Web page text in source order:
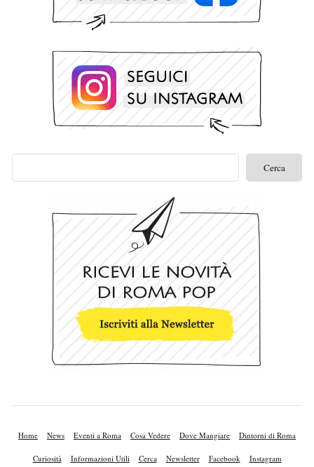
Home News Eventi a Roma Cosa Vedere Dove Mangiare Dintorni di Roma
Curiosità Informazioni Utili Cerca Newsletter Facebook Instagram